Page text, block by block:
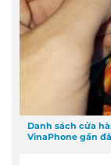
Danh sách cửa
VinaPhone gần